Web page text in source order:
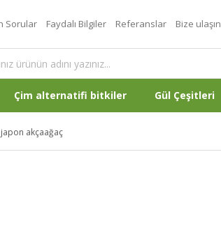
Sorular Faydalı Bilgiler Referanslar Bize ulaşın
Çim alternatifi bitkiler Gül Çeşitleri
akçaağaç